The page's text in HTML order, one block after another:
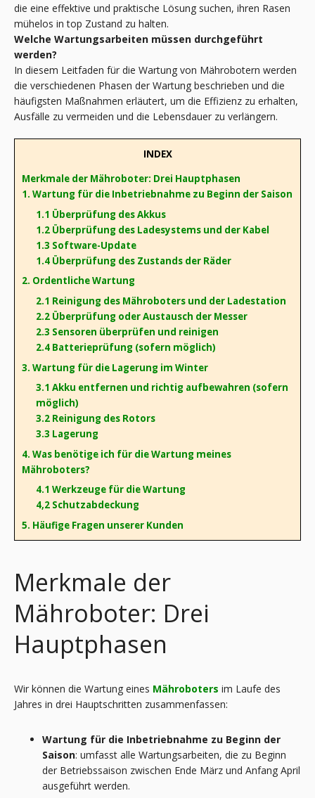
die eine effektive und praktische Lösung suchen, ihren Rasen
mühelos in top Zustand zu halten.
Welche Wartungsarbeiten müssen durchgeführt
werden?
In diesem Leitfaden für die Wartung von Mährobotern werden
die verschiedenen Phasen der Wartung beschrieben und die
häufigsten Maßnahmen erläutert, um die Effizienz zu erhalten,
Ausfälle zu vermeiden und die Lebensdauer zu verlängern.
INDEX
Merkmale der Mähroboter: Drei Hauptphasen
1. Wartung für die Inbetriebnahme zu Beginn der Saison
1.1 Überprüfung des Akkus
1.2 Überprüfung des Ladesystems und der Kabel
1.3 Software-Update
1.4 Überprüfung des Zustands der Räder
2. Ordentliche Wartung
2.1 Reinigung des Mähroboters und der Ladestation
2.2 Überprüfung oder Austausch der Messer
2.3 Sensoren überprüfen und reinigen
2.4 Batterieprüfung (sofern möglich)
3. Wartung für die Lagerung im Winter
3.1 Akku entfernen und richtig aufbewahren (sofern
möglich)
3.2 Reinigung des Rotors
3.3 Lagerung
4. Was benötige ich für die Wartung meines
Mähroboters?
4.1 Werkzeuge für die Wartung
4,2 Schutzabdeckung
5. Häufige Fragen unserer Kunden
Merkmale der
Mähroboter: Drei
Hauptphasen
Wir können die Wartung eines Mähroboters im Laufe des
Jahres in drei Hauptschritten zusammenfassen:
Wartung für die Inbetriebnahme zu Beginn der
Saison: umfasst alle Wartungsarbeiten, die zu Beginn
der Betriebssaison zwischen Ende März und Anfang April
ausgeführt werden.